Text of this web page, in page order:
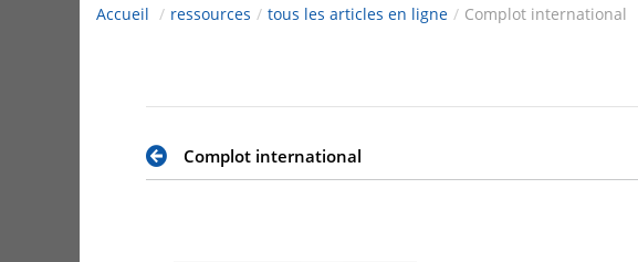
Accueil / ressources / tous les articles en ligne / Complot international
Complot international